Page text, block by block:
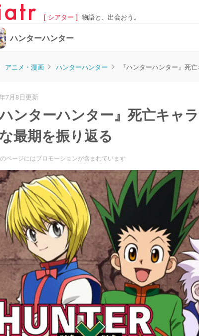
[ シアター ] 物語と、出会おう。
ハンターハンター
アニメ・漫画 ハンターハンター 『ハンターハンター』死
7月8日更新
ハンターハンター』死亡キャ
最期を振り返る
のページにはプロモーションが含まれています